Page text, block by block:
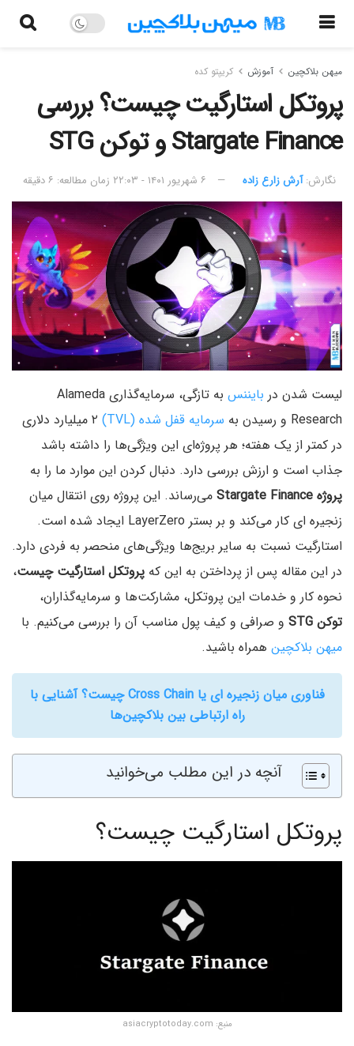
میهن بلاکچین آموزش کریپتو کده
پروتکل استارگیت چیست؟ بررسی
Stargate Finance و توکن STG
نگارش:‌ آرش زارع زاده ۶ شهریور ۱۴۰۱ - ۲۲:۰۳ زمان مطالعه: ۶ دقیقه
لیست شدن در بایننس
به تازگی، سرمایه‌گذاری Alameda
Research و رسیدن به
سرمایه قفل شده (TVL)
۲ میلیارد دلاری
در کمتر از یک هفته؛ هر پروژه‌ای این ویژگی‌ها را داشته باشد
جذاب است و ارزش بررسی دارد. دنبال کردن این موارد ما را به
پروژه Stargate Finance
می‌رساند. این پروژه روی انتقال میان
زنجیره‌ ای کار می‌کند و بر بستر LayerZero ایجاد شده است.
استارگیت نسبت به سایر بریج‌ها ویژگی‌های منحصر به فردی دارد.
در این مقاله پس از پرداختن به این که پروتکل استارگیت چیست،
نحوه کار و خدمات این پروتکل، مشارکت‌ها و سرمایه‌گذاران،
توکن STG
و صرافی و کیف پول مناسب آن را بررسی می‌کنیم. با
میهن بلاکچین همراه باشید.
فناوری میان زنجیره ای یا Cross Chain چیست؟ آشنایی با
راه ارتباطی بین بلاکچین‌ها
آنچه در این مطلب می‌خوانید
پروتکل استارگیت چیست؟
منبع: asiacryptotoday.com